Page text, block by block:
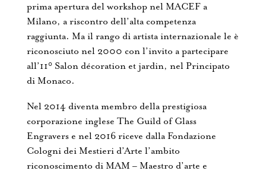
prima apertura del workshop nel MACEF a
Milano, a riscontro dell’alta competenza
raggiunta. Ma il rango di artista internazionale le è
riconosciuto nel 2000 con l’invito a partecipare
all’11° Salon décoration et jardin, nel Principato
di Monaco.
Nel 2014 diventa membro della prestigiosa
corporazione inglese The Guild of Glass
Engravers e nel 2016 riceve dalla Fondazione
Cologni dei Mestieri d’Arte l’ambito
riconoscimento di MAM – Maestro d’arte e